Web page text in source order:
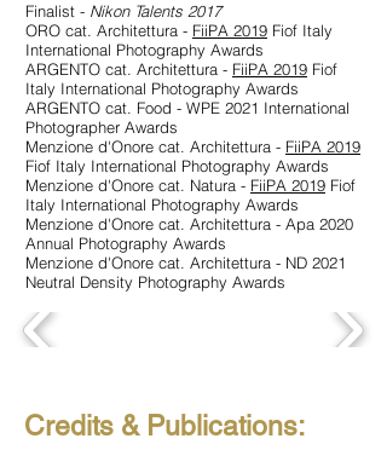
Finalist - Nikon Talents 2017
ORO cat. Architettura - FiiPA 2019 Fiof Italy
International Photography Awards
ARGENTO cat. Architettura - FiiPA 2019 Fiof
Italy International Photography Awards
ARGENTO cat. Food - WPE 2021 International
Photographer Awards
Menzione d'Onore cat. Architettura - FiiPA 2019
Fiof Italy International Photography Awards
Menzione d'Onore cat. Natura - FiiPA 2019 Fiof
Italy International Photography Awards
Menzione d'Onore cat. Architettura - Apa 2020
Annual Photography Awards
Menzione d'Onore cat. Architettura - ND 2021
Neutral Density Photography Awards
Credits & Publications: